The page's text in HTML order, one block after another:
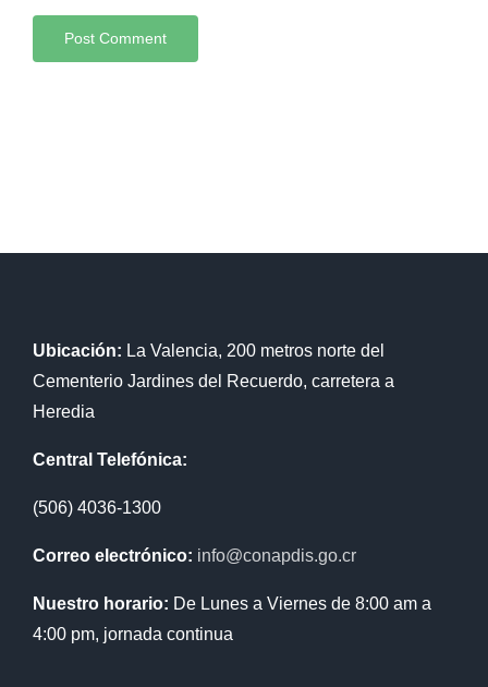
Ubicación: La Valencia, 200 metros norte del
Cementerio Jardines del Recuerdo, carretera a
Heredia
Central Telefónica:
(506) 4036-1300
Correo electrónico: info@conapdis.go.cr
Nuestro horario: De Lunes a Viernes de 8:00 am a
4:00 pm, jornada continua